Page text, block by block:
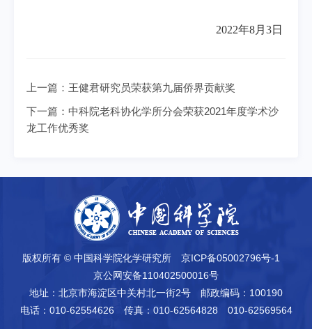
2022年8月3日
上一篇： 王健君研究员荣获第九届侨界贡献奖
下一篇： 中科院老科协化学所分会荣获2021年度学术沙
龙工作优秀奖
版权所有 © 中国科学院化学研究所
京ICP备05002796号-1
京公网安备110402500016号
地址：北京市海淀区中关村北一街2号
邮政编码：100190
电话：010-62554626
传真：010-62564828 010-62569564